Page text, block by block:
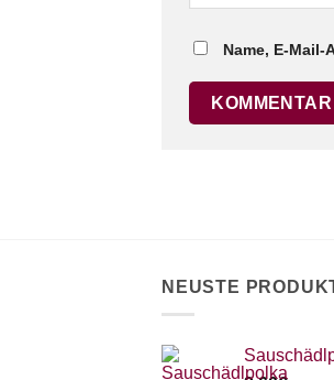
Name, E-
NEUSTE